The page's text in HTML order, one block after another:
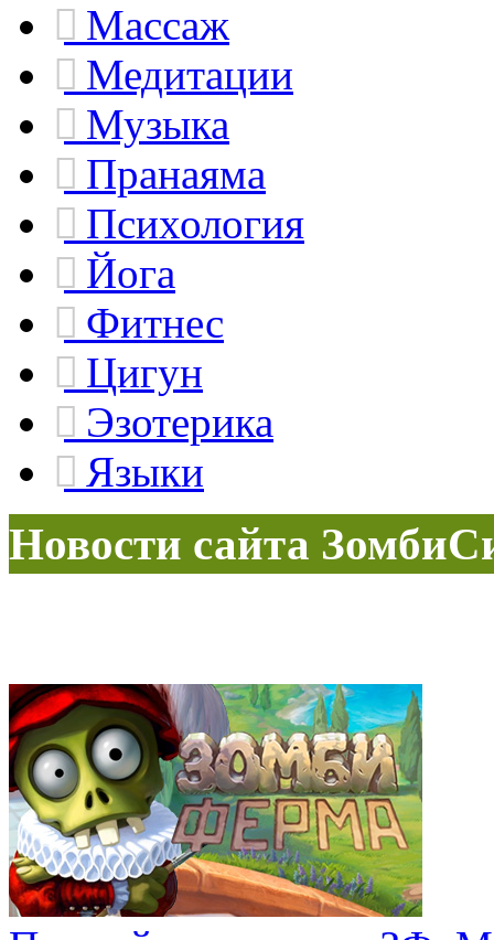
Массаж
Медитации
Музыка
Пранаяма
Психология
Йога
Фитнес
Цигун
Эзотерика
Языки
Новости сайта